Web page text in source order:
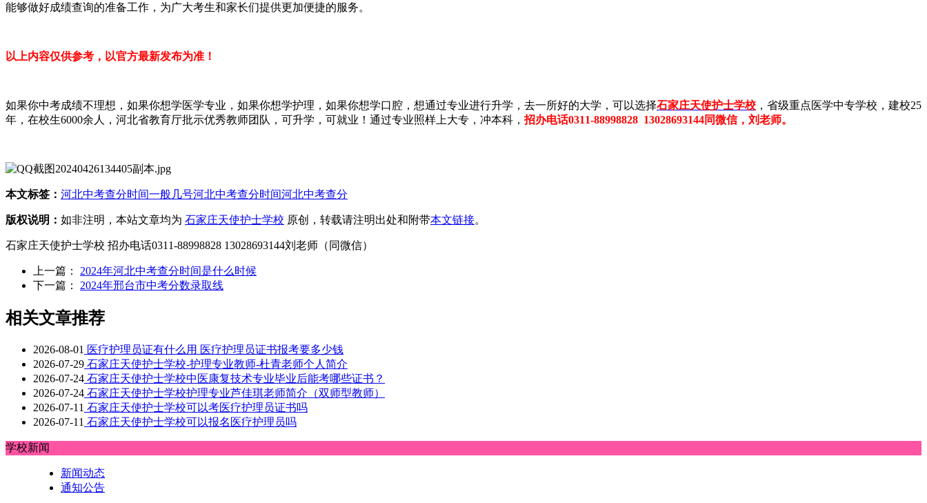
能够做好成绩查询的准备工作，为广大考生和家长们提供更加便捷的服务。
以上内容仅供参考，以官方最新发布为准！
如果你中考成绩不理想，如果你想学医学专业，如果你想学护理，如果你想学口腔，想通过专业进行升学，去一所好的大学，可以选择石家庄天使护士学校 ，省级重点医学中专学校，建校25
年，在校生6000余人，河北省教育厅批示优秀教师团队，可升学，可就业！通过专业照样上大专，冲本科， 招办电话0311-88998828 13028693144同微信，刘老师。
本文标签： 河北中考查分时间一般几号河北中考查分时间河北中考查分
版权说明： 如非注明，本站文章均为 石家庄天使护士学校 原创，转载请注明出处和附带本文链接。
石家庄天使护士学校 招办电话0311-88998828 13028693144刘老师（同微信）
上一篇： 2024年河北中考查分时间是什么时候
下一篇： 2024年邢台市中考分数录取线
相关文章推荐
2026-08-01 医疗护理员证有什么用 医疗护理员证书报考要多少钱
2026-07-29 石家庄天使护士学校-护理专业教师-杜青老师个人简介
2026-07-24 石家庄天使护士学校中医康复技术专业毕业后能考哪些证书？
2026-07-24 石家庄天使护士学校护理专业芦佳琪老师简介（双师型教师）
2026-07-11 石家庄天使护士学校可以考医疗护理员证书吗
2026-07-11 石家庄天使护士学校可以报名医疗护理员吗
学校新闻
新闻动态
通知公告